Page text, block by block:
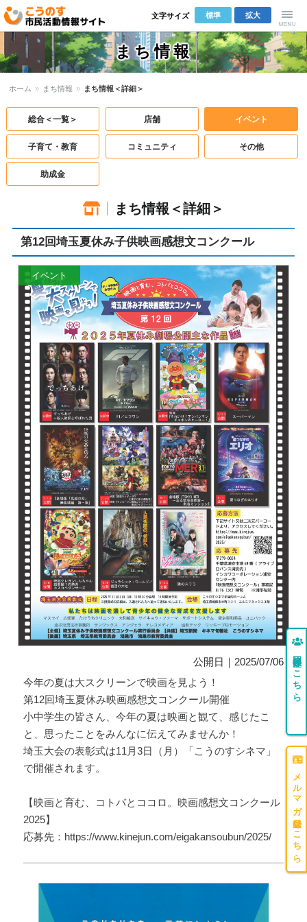
こうのす市
民活動情報サ
イト
Menu
拡大
標準
文字サイズ
まち情報
ホーム » まち情報 » まち情報＜詳細＞
総合＜一覧＞ 店舗 イベント
子育て・教育 コミュニティ その他
助成金
まち情報＜詳細＞
第12回埼玉夏休み子供映画感想文コンクール
イベント
公開日｜2025/07/06
今年の夏は大スクリーンで映画を見よう！
第12回埼玉夏休み映画感想文コンクール開催
小中学生の皆さん、今年の夏は映画と観て、感じたこ
と、思ったことをみんなに伝えてみませんか！
埼玉大会の表彰式は11月3日（月）「こうのすシネマ」
で開催されます。
【映画と育む、コトバとココロ。映画感想文コンクール
2025】
応募先：https://www.kinejun.com/eigakansoubun/2025/
団体登録はこちら
メルマガ登録はこちら